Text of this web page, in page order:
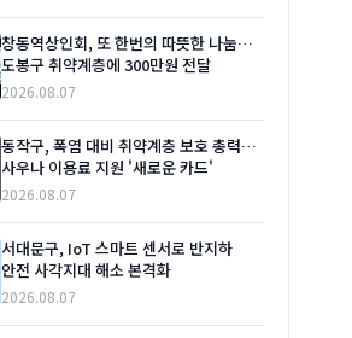
창동역상인회, 또 한번의 따뜻한 나눔…
도봉구 취약계층에 300만원 전달
2026.08.07
동작구, 폭염 대비 취약계층 보호 총력…
사우나 이용료 지원 '새로운 카드'
2026.08.07
서대문구, IoT 스마트 센서로 반지하
안전 사각지대 해소 본격화
2026.08.07